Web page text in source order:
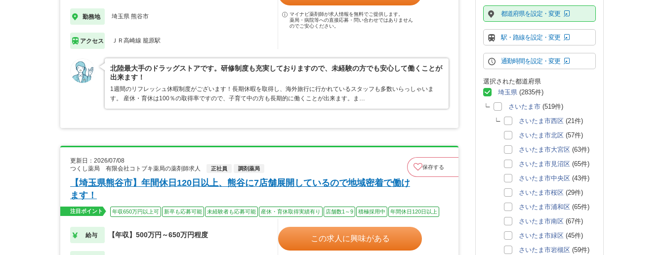
勤務地 埼玉県 熊谷市
アクセス ＪＲ高崎線 籠原駅
マイナビ薬剤師が求人情報を無料でご提供します。
薬局・病院等への直接応募・問い合わせではありません
のでご安心ください。
北陸最大手のドラッグストアです。研修制度も充実しておりますので、未経験の方でも安心して働くことが
出来ます！
1週間のリフレッシュ休暇制度がございます！長期休暇を取得し、海外旅行に行かれているスタッフも多数いらっしゃいま
す。 産休・育休は100％の取得率ですので、子育て中の方も長期的に働くことが出来ます。ま…
更新日：2026/07/08
つくし薬局 有限会社コトブキ薬局の薬剤師求人
正社員 調剤薬局 保存する
【埼玉県熊谷市】年間休日120日以上、熊谷に7店舗展開しているので地域密着で働け
ます！
注目ポイント 年収650万円以上可 新卒も応募可能 未経験者も応募可能 産休・育休取得実績有り 店舗数1～9 積極採用中 年間休日120日以上
給与 【年収】500万円～650万円程度 この求人に興味がある
都道府県を設定・変更
駅・路線を設定・変更
通勤時間を設定・変更
選択された都道府県
埼玉県 (2835件)
さいたま市 (519件)
さいたま市西区 (21件)
さいたま市北区 (57件)
さいたま市大宮区 (63件)
さいたま市見沼区 (65件)
さいたま市中央区 (43件)
さいたま市桜区 (29件)
さいたま市浦和区 (65件)
さいたま市南区 (67件)
さいたま市緑区 (45件)
さいたま市岩槻区 (59件)